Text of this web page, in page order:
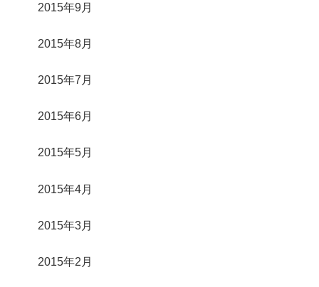
2015年9月
2015年8月
2015年7月
2015年6月
2015年5月
2015年4月
2015年3月
2015年2月